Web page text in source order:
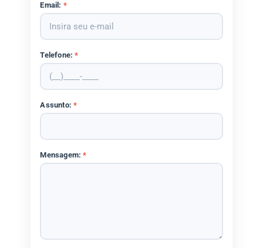
Email: *
Telefone:*
Assunto:*
Mensagem:*